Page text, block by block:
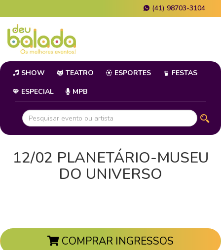
(41) 98703-3104
SHOW TEATRO ESPORTES FESTAS
ESPECIAL MPB
12/02 PLANETÁRIO-MUSEU
DO UNIVERSO
COMPRAR INGRESSOS